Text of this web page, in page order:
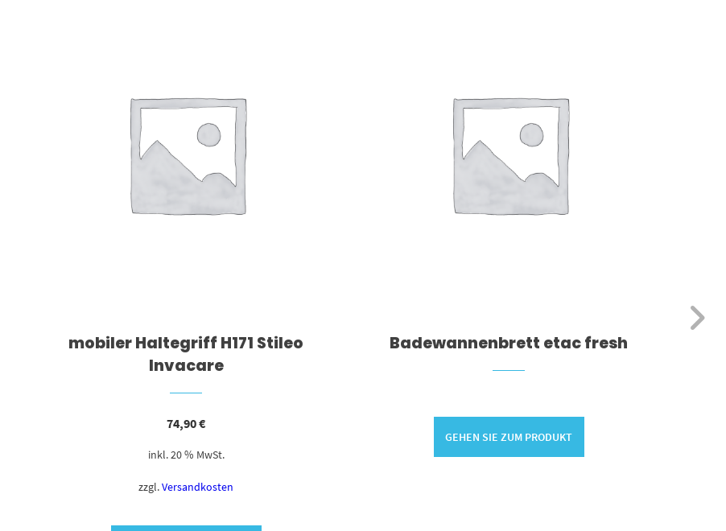
mobiler Haltegriff H171 Stileo
Invacare
74,90€
inkl. 20 % MwSt.
zzgl.Versandkosten
Badewannenbrett etac fresh
GEHEN SIE ZUM PRODUKT